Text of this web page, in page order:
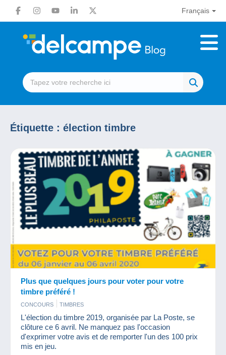
Français
Étiquette : élection timbre
Plus que quelques jours pour voter pour votre
timbre préféré !
CONCOURS TIMBRES
L'élection du timbre 2019, organisée par La Poste, se
clôture ce 6 avril. Ne manquez pas l'occasion
d'exprimer votre avis et de remporter l'un des 100 prix
mis en jeu.